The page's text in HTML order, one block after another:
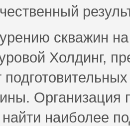
скважин
Холдинг,
Организация
найти наиболее